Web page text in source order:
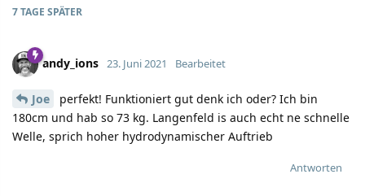
7 TAGE SPÄTER
andy_ions 23. Juni 2021 Bearbeitet
Joe
perfekt! Funktioniert gut denk ich oder? Ich bin
180cm und hab so 73 kg. Langenfeld is auch echt ne schnelle
Welle, sprich hoher hydrodynamischer Auftrieb
Antworten